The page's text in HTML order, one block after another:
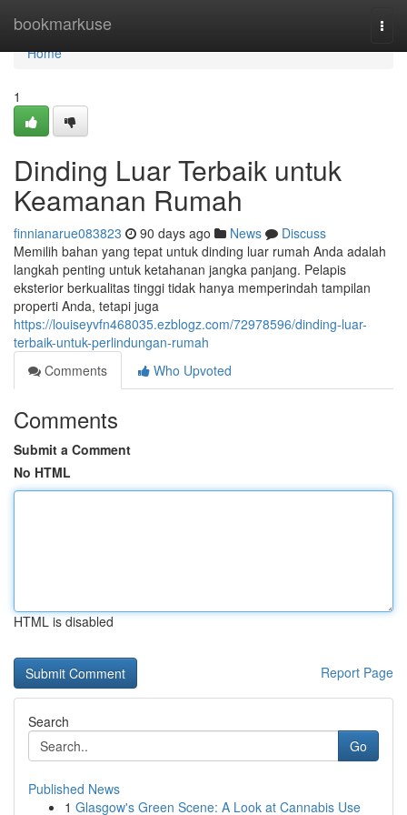
bookmarkuse
Home
Home
1
Dinding Luar Terbaik untuk
Keamanan Rumah
finnianarue083823 90 days ago News
Discuss
Memilih bahan yang tepat untuk dinding luar rumah Anda adalah
langkah penting untuk ketahanan jangka panjang. Pelapis
eksterior berkualitas tinggi tidak hanya memperindah tampilan
properti Anda, tetapi juga
https://louiseyvfn468035.ezblogz.com/72978596/dinding-luar-
terbaik-untuk-perlindungan-rumah
Comments
Who Upvoted
Comments
Submit a Comment
No HTML
HTML is disabled
Report Page
Search
Go
Published News
1 Glasgow's Green Scene: A Look at Cannabis Use